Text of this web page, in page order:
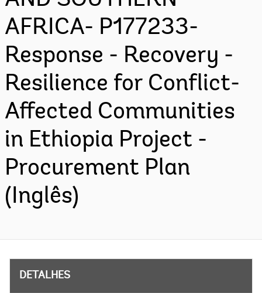
AFRICA- P177233-
Response - Recovery -
Resilience for Conflict-
Affected Communities
in Ethiopia Project -
Procurement Plan
(Inglês)
DETALHES